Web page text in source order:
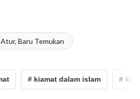
Atur, Baru Temukan
# kiamat dalam islam # kiamat